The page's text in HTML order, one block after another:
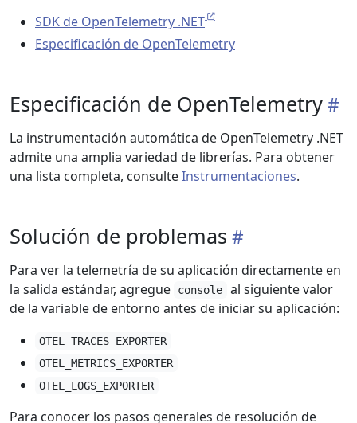
SDK de OpenTelemetry .NET
Especificación de OpenTelemetry
Especificación de OpenTelemetry
La instrumentación automática de OpenTelemetry .NET
admite una amplia variedad de librerías. Para obtener
una lista completa, consulteInstrumentaciones.
Solución de problemas
Para ver la telemetría de su aplicación directamente en
la salida estándar, agregue
console
al siguiente valor
de la variable de entorno antes de iniciar su aplicación:
OTEL_TRACES_EXPORTER
OTEL_METRICS_EXPORTER
OTEL_LOGS_EXPORTER
Para conocer los pasos generales de resolución de